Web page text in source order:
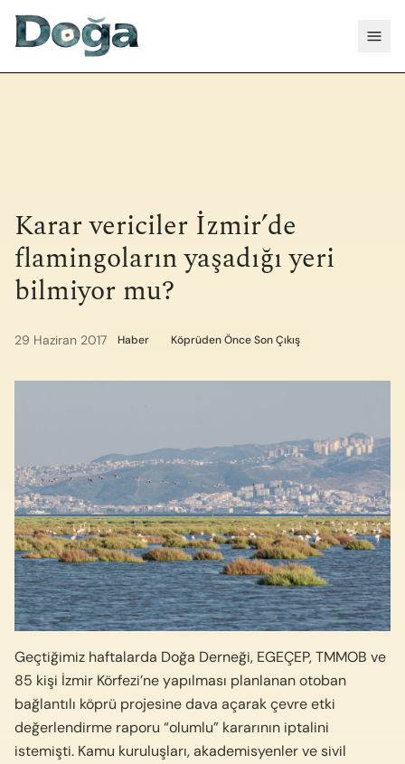
Karar vericiler İzmir’de
flamingoların yaşadığı yeri
bilmiyor mu?
29 Haziran 2017 Haber Köprüden Önce Son Çıkış
Geçtiğimiz haftalarda Doğa Derneği, EGEÇEP, TMMOB ve
85 kişi İzmir Körfezi’ne yapılması planlanan otoban
bağlantılı köprü projesine dava açarak çevre etki
değerlendirme raporu “olumlu” kararının iptalini
istemişti. Kamu kuruluşları, akademisyenler ve sivil